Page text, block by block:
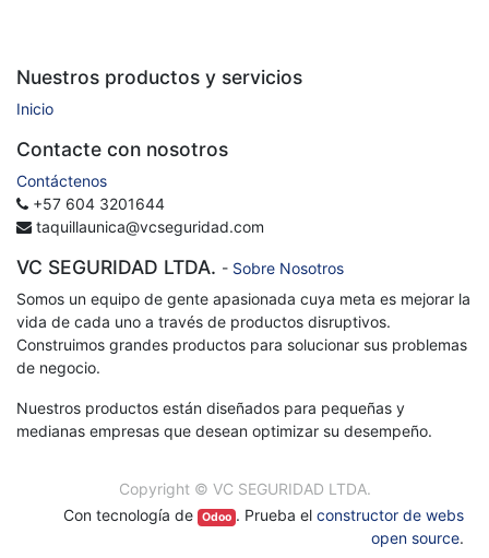
Nuestros productos y servicios
Inicio
Contacte con nosotros
Contáctenos
+57 604 3201644
taquillaunica@vcseguridad.com
VC SEGURIDAD LTDA. - Sobre Nosotros
Somos un equipo de gente apasionada cuya meta es mejorar la
vida de cada uno a través de productos disruptivos.
Construimos grandes productos para solucionar sus problemas
de negocio.
Nuestros productos están diseñados para pequeñas y
medianas empresas que desean optimizar su desempeño.
Copyright © VC SEGURIDAD LTDA.
Con tecnología de
Odoo . Prueba el constructor de webs
open source.